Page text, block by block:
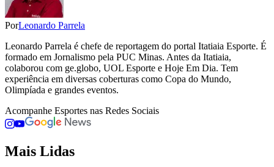
PorLeonardo Parrela
Leonardo Parrela é chefe de reportagem do portal Itatiaia Esporte. É
formado em Jornalismo pela PUC Minas. Antes da Itatiaia,
colaborou com ge.globo, UOL Esporte e Hoje Em Dia. Tem
experiência em diversas coberturas como Copa do Mundo,
Olimpíada e grandes eventos.
Acompanhe Esportes nas Redes Sociais
Mais Lidas